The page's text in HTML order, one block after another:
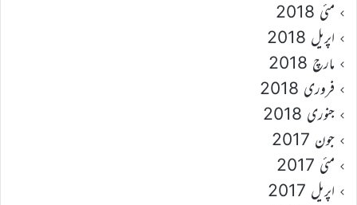
مئی 2018
اپریل 2018
مارچ 2018
فروری 2018
جنوری 2018
جون 2017
مئی 2017
اپریل 2017